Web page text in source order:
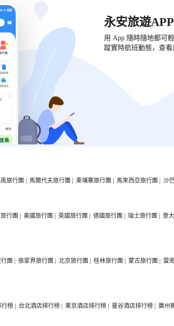
永安旅遊
用 App 隨時隨地都可
蹤實時航班動態，查看
旅行團 | 馬爾代夫旅行團 | 柬埔寨旅行團 | 馬來西亞旅行團 | 沙
行團 | 美國旅行團 | 英國旅行團 | 德國旅行團 | 瑞士旅行團 | 意
行團 | 張家界旅行團 | 北京旅行團 | 桂林旅行團 | 蒙古旅行團 | 雲
行榜 | 台北酒店排行榜 | 東京酒店排行榜 | 曼谷酒店排行榜 | 廣州